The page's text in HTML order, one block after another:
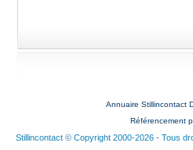
Annuaire Stillincontact
Référencement
Stillincontact © Copyright 2000-2026 - Tous